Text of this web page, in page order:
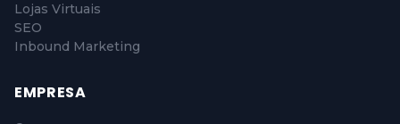
Lojas Virtuais
SEO
Inbound Marketing
EMPRESA